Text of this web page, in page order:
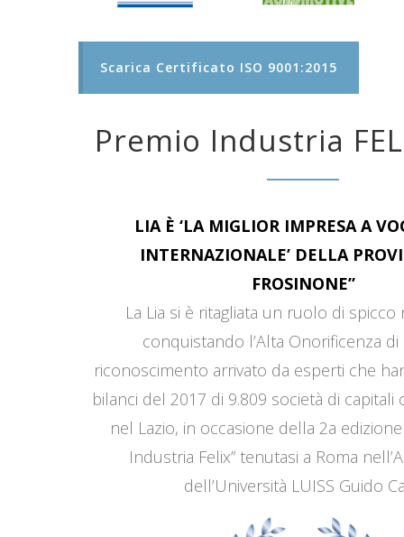
Scarica Certificato ISO 9001:2015
Premio Industria
LIA È ‘LA MIGLIOR IMPRESA A
INTERNAZIONALE’ DELLA
FROSINONE”
La Lia si è ritagliata un ruolo di
conquistando l’Alta Onorificenza di
riconoscimento arrivato da esperti che
bilanci del 2017 di 9.809 società di capitali
nel Lazio, in occasione della 2a
Industria Felix” tenutasi a Roma
dell’Università LUISS Guido